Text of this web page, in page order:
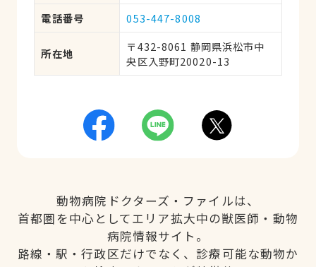
電話番号
053-447-8008
所在地
〒432-8061 静岡県浜松市中
央区入野町20020-13
動物病院ドクターズ・ファイルは、
首都圏を中心としてエリア拡大中の獣医師・動物
病院情報サイト。
路線・駅・行政区だけでなく、診療可能な動物か